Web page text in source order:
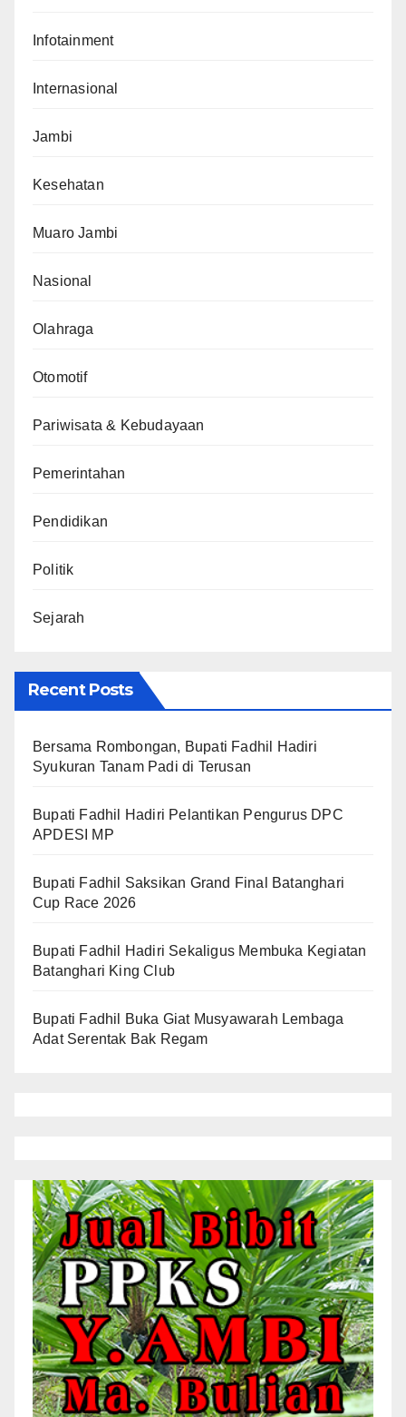
Infotainment
Internasional
Jambi
Kesehatan
Muaro Jambi
Nasional
Olahraga
Otomotif
Pariwisata & Kebudayaan
Pemerintahan
Pendidikan
Politik
Sejarah
Recent Posts
Bersama Rombongan, Bupati Fadhil Hadiri
Syukuran Tanam Padi di Terusan
Bupati Fadhil Hadiri Pelantikan Pengurus DPC
APDESI MP
Bupati Fadhil Saksikan Grand Final Batanghari
Cup Race 2026
Bupati Fadhil Hadiri Sekaligus Membuka Kegiatan
Batanghari King Club
Bupati Fadhil Buka Giat Musyawarah Lembaga
Adat Serentak Bak Regam